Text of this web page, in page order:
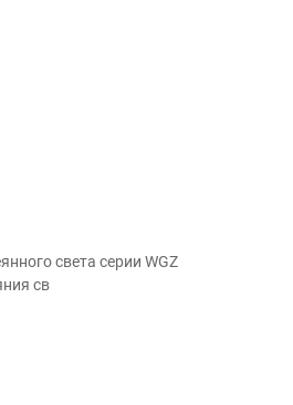
света серии WGZ
св